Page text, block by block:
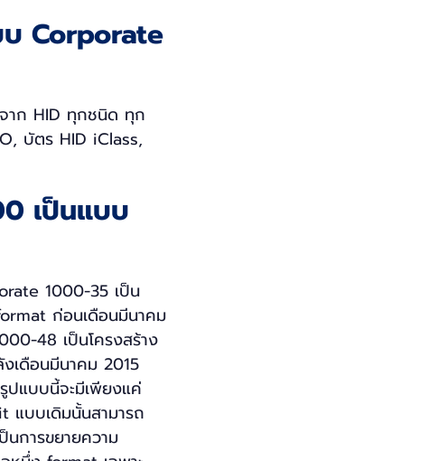
บ Corporate
าก HID ทุกชนิด ทุก
บัตร HID iClass,
เป็นแบบ
1000-35 เป็น
ก่อนเดือนมีนาคม
48 เป็นโครงสร้าง
เดือนมีนาคม 2015
แบบนี้จะมีเพียงแค่
แบบเดิมนั้นสามารถ
นการขยายความ